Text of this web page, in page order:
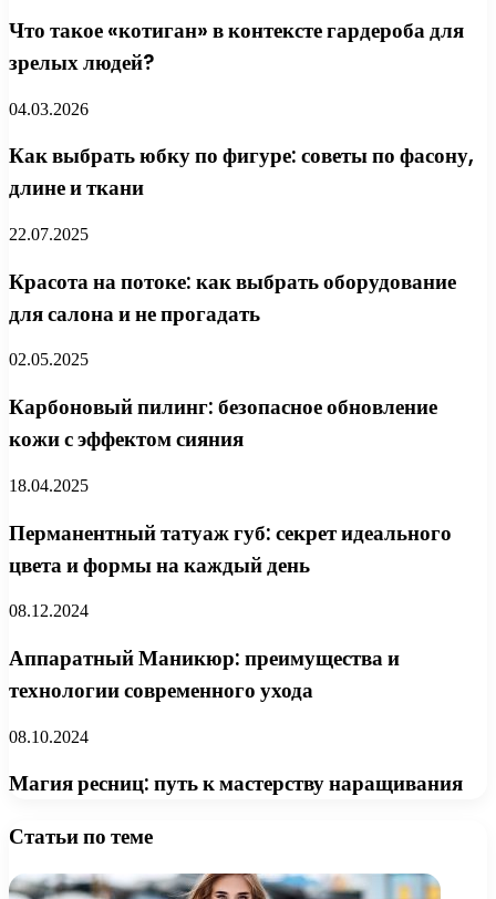
Что такое «котиган» в контексте гардероба для
зрелых людей?
04.03.2026
Как выбрать юбку по фигуре: советы по фасону,
длине и ткани
22.07.2025
Красота на потоке: как выбрать оборудование
для салона и не прогадать
02.05.2025
Карбоновый пилинг: безопасное обновление
кожи с эффектом сияния
18.04.2025
Перманентный татуаж губ: секрет идеального
цвета и формы на каждый день
08.12.2024
Аппаратный Маникюр: преимущества и
технологии современного ухода
08.10.2024
Магия ресниц: путь к мастерству наращивания
Статьи по теме